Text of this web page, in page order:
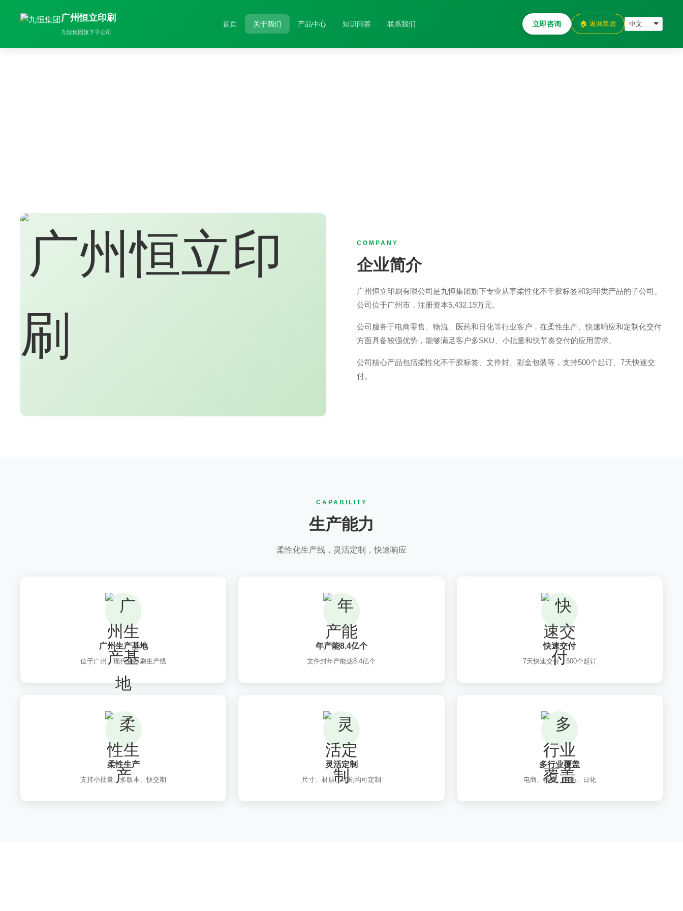
广州恒立印刷
九恒集团旗下子公司
首页 关于我们 产品中心 知识问答 联系我们 立即咨询 🏠 返回集团
COMPANY
企业简介
广州恒立印刷有限公司是九恒集团旗下专业从事柔性化不干胶标签和彩印类产品的子公司。
公司位于广州市，注册资本5,432.19万元。
公司服务于电商零售、物流、医药和日化等行业客户，在柔性生产、快速响应和定制化交付
方面具备较强优势，能够满足客户多SKU、小批量和快节奏交付的应用需求。
公司核心产品包括柔性化不干胶标签、文件封、彩盒包装等，支持500个起订、7天快速交
付。
CAPABILITY
生产能力
柔性化生产线，灵活定制，快速响应
广州生产基地
位于广州，现代化印刷生产线
年产能8.4亿个
文件封年产能达8.4亿个
快速交付
7天快速交付，500个起订
柔性生产
支持小批量、多版本、快交期
灵活定制
尺寸、材质、印刷均可定制
多行业覆盖
电商、物流、医药、日化